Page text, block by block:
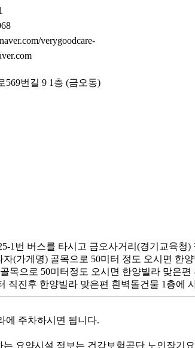
verygoodcare-
569번길 9 1층 (금오동)
1번 버스를 타시고 금오사거리(경기교육
(가게명) 골목으로 50미터 정도 오시면 한
목으로 50미터정도 오시면 한양빌라 맞은
직진후 한양빌라 맞은편 흰벽돌건물 1층에
에 주차하시면 됩니다.
요양시설 정보는 건강보험공단 노인장기